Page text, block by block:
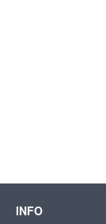
INFO